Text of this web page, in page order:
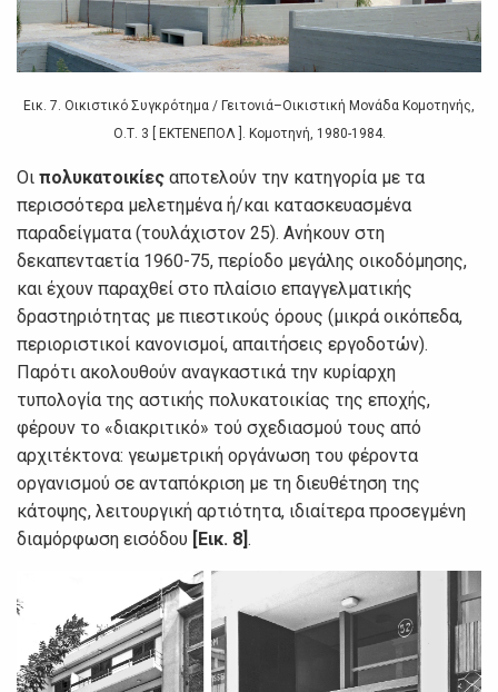
Εικ. 7. Οικιστικό Συγκρότημα / Γειτονιά–Οικιστική Μονάδα Κομοτηνής,
Ο.Τ. 3 [ ΕΚΤΕΝΕΠΟΛ ]. Κομοτηνή, 1980-1984.
Οι πολυκατοικίες αποτελούν την κατηγορία με τα
περισσότερα μελετημένα ή/και κατασκευασμένα
παραδείγματα (τουλάχιστον 25). Ανήκουν στη
δεκαπενταετία 1960-75, περίοδο μεγάλης οικοδόμησης,
και έχουν παραχθεί στο πλαίσιο επαγγελματικής
δραστηριότητας με πιεστικούς όρους (μικρά οικόπεδα,
περιοριστικοί κανονισμοί, απαιτήσεις εργοδοτών).
Παρότι ακολουθούν αναγκαστικά την κυρίαρχη
τυπολογία της αστικής πολυκατοικίας της εποχής,
φέρουν το «διακριτικό» τού σχεδιασμού τους από
αρχιτέκτονα: γεωμετρική οργάνωση του φέροντα
οργανισμού σε ανταπόκριση με τη διευθέτηση της
κάτοψης, λειτουργική αρτιότητα, ιδιαίτερα προσεγμένη
διαμόρφωση εισόδου [Εικ. 8].